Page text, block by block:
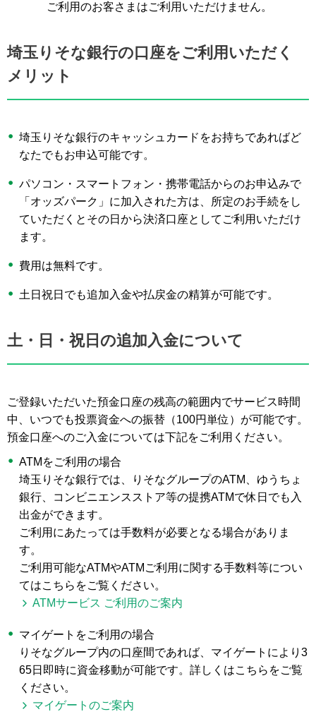
ご利用のお客さまはご利用いただけません。
埼玉りそな銀行の口座をご利用いただく
メリット
埼玉りそな銀行のキャッシュカードをお持ちであればど
なたでもお申込可能です。
パソコン・スマートフォン・携帯電話からのお申込みで
「オッズパーク」に加入された方は、所定のお手続をし
ていただくとその日から決済口座としてご利用いただけ
ます。
費用は無料です。
土日祝日でも追加入金や払戻金の精算が可能です。
土・日・祝日の追加入金について
ご登録いただいた預金口座の残高の範囲内でサービス時間
中、いつでも投票資金への振替（100円単位）が可能です。
預金口座へのご入金については下記をご利用ください。
ATMをご利用の場合
埼玉りそな銀行では、りそなグループのATM、ゆうちょ
銀行、コンビニエンスストア等の提携ATMで休日でも入
出金ができます。
ご利用にあたっては手数料が必要となる場合がありま
す。
ご利用可能なATMやATMご利用に関する手数料等につい
てはこちらをご覧ください。
ATMサービス ご利用のご案内
マイゲートをご利用の場合
りそなグループ内の口座間であれば、マイゲートにより3
65日即時に資金移動が可能です。詳しくはこちらをご覧
ください。
マイゲートのご案内